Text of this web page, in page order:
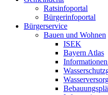
Ratsinfoportal
Bürgerinfoportal
Bürgerservice
Bauen und Wohnen
ISEK
Bayern Atlas